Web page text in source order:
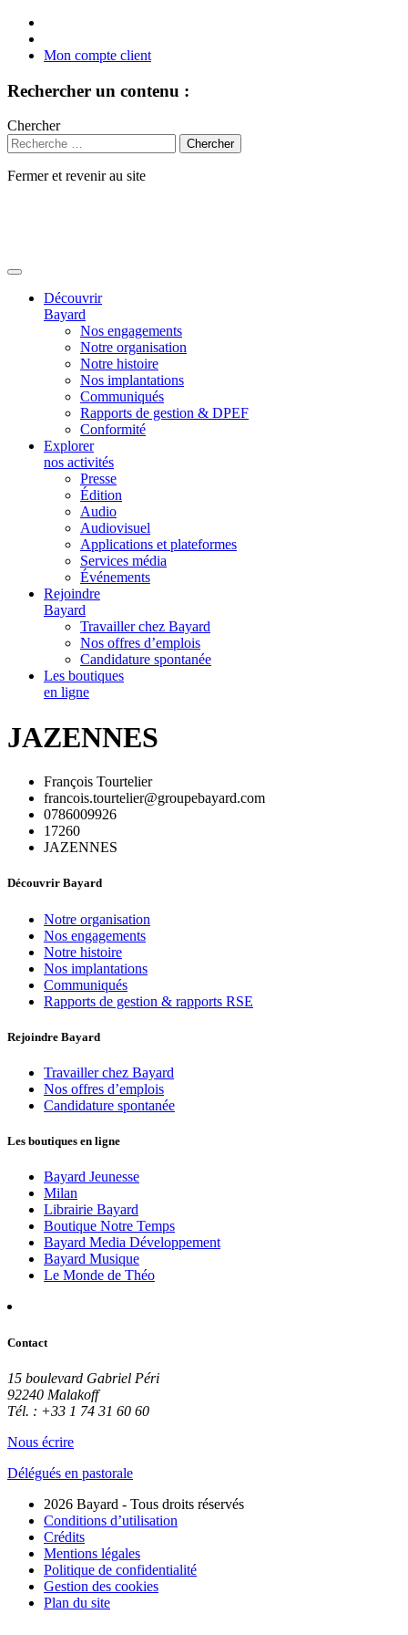
Mon compte client
Rechercher un contenu :
Chercher
Fermer et revenir au site
Découvrir
Bayard
Nos engagements
Notre organisation
Notre histoire
Nos implantations
Communiqués
Rapports de gestion & DPEF
Conformité
Explorer
nos activités
Presse
Édition
Audio
Audiovisuel
Applications et plateformes
Services média
Événements
Rejoindre
Bayard
Travailler chez Bayard
Nos offres d’emplois
Candidature spontanée
Les boutiques
en ligne
JAZENNES
François Tourtelier
francois.tourtelier@groupebayard.com
0786009926
17260
JAZENNES
Découvrir Bayard
Notre organisation
Nos engagements
Notre histoire
Nos implantations
Communiqués
Rapports de gestion & rapports RSE
Rejoindre Bayard
Travailler chez Bayard
Nos offres d’emplois
Candidature spontanée
Les boutiques en ligne
Bayard Jeunesse
Milan
Librairie Bayard
Boutique Notre Temps
Bayard Media Développement
Bayard Musique
Le Monde de Théo
Contact
15 boulevard Gabriel Péri
92240 Malakoff
Tél. : +33 1 74 31 60 60
Nous écrire
Délégués en pastorale
2026 Bayard - Tous droits réservés
Conditions d’utilisation
Crédits
Mentions légales
Politique de confidentialité
Gestion des cookies
Plan du site